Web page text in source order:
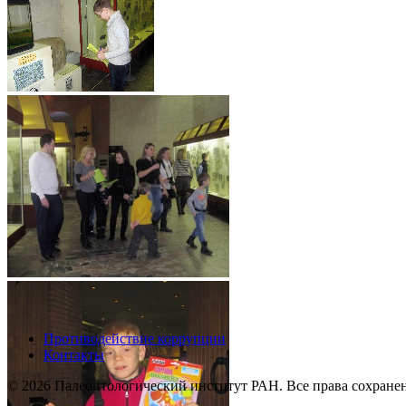
Противодействие коррупции
Контакты
© 2026 Палеонтологический институт РАН. Все права